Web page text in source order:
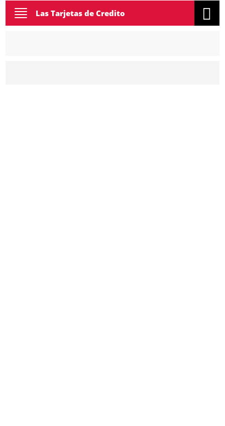
Toggle
navigation
Las Tarjetas de Credito